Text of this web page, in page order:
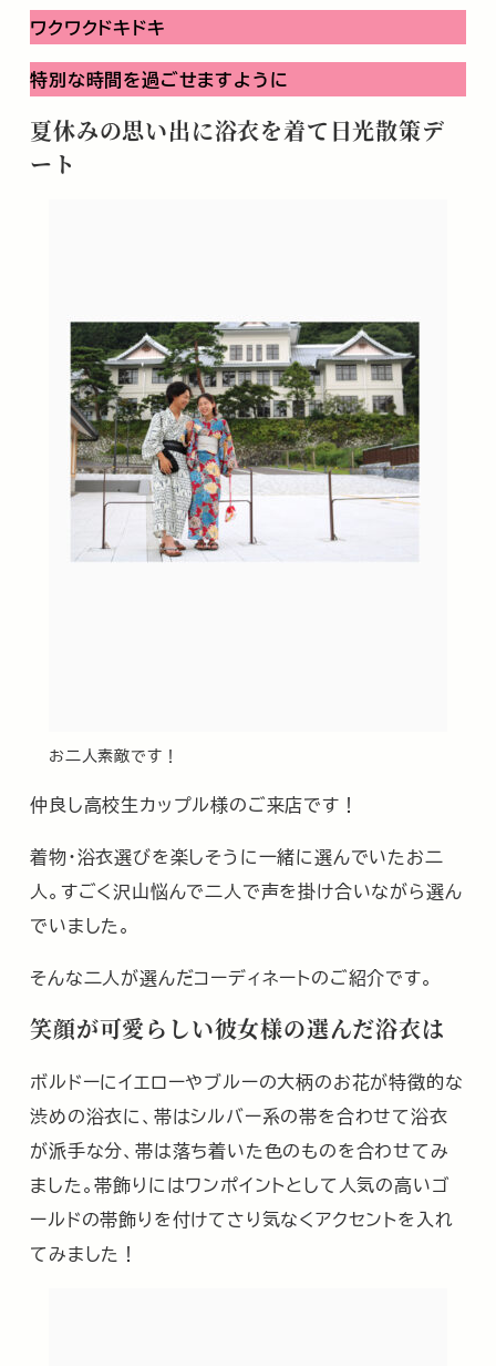
ワクワクドキドキ
特別な時間を過ごせますように
夏休みの思い出に浴衣を着て日光散策デ
ート
お二人素敵です！
仲良し高校生カップル様のご来店です！
着物・浴衣選びを楽しそうに一緒に選んでいたお二
人。すごく沢山悩んで二人で声を掛け合いながら選ん
でいました。
そんな二人が選んだコーディネートのご紹介です。
笑顔が可愛らしい彼女様の選んだ浴衣は
ボルドーにイエローやブルーの大柄のお花が特徴的な
渋めの浴衣に、帯はシルバー系の帯を合わせて浴衣
が派手な分、帯は落ち着いた色のものを合わせてみ
ました。帯飾りにはワンポイントとして人気の高いゴ
ールドの帯飾りを付けてさり気なくアクセントを入れ
てみました！